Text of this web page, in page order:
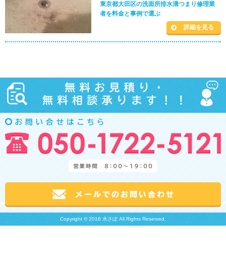
東京都大田区の洗面所排水溝つまり修理業
者を料金と事例で選ぶ
詳細を見る
Copyright © 2016 水さぽ All Rights Reserved.